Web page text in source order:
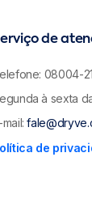
de
08004-
à sexta
mail:
de